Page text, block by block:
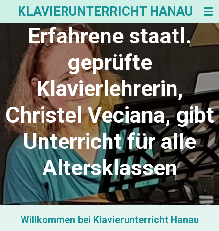
Zum
Hauptinhalt
springen
KLAVIERUNTERRICHT HANAU
Erfahrene staatl.
geprüfte
Klavierlehrerin,
Christel Veciana, gibt
Unterricht für alle
Altersklassen
Willkommen bei Klavierunterricht Hanau